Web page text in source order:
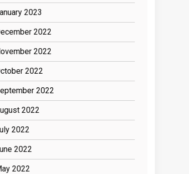
2023
2022
2022
2022
2022
2022
2022
2022
2022